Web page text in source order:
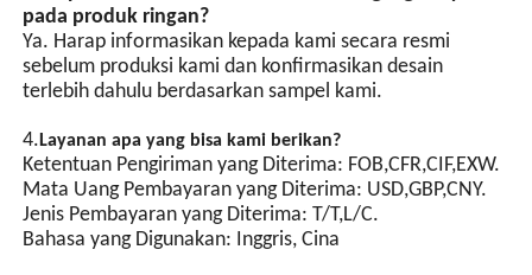
pada produk ringan?
Ya. Harap informasikan kepada kami secara resmi
sebelum produksi kami dan konfirmasikan desain
terlebih dahulu berdasarkan sampel kami.
4.Layanan apa yang bisa kami berikan?
Ketentuan Pengiriman yang Diterima: FOB,CFR,CIF,EXW.
Mata Uang Pembayaran yang Diterima: USD,GBP,CNY.
Jenis Pembayaran yang Diterima: T/T,L/C.
Bahasa yang Digunakan: Inggris, Cina